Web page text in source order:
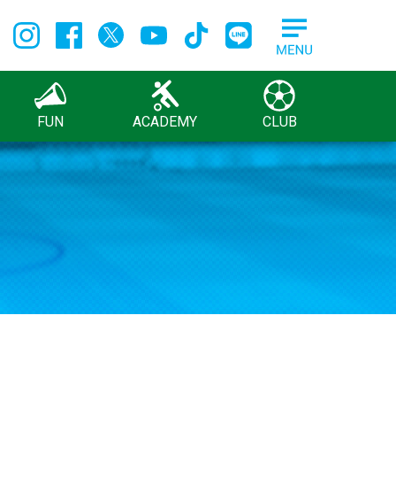
FUN ACADEMY CLUB